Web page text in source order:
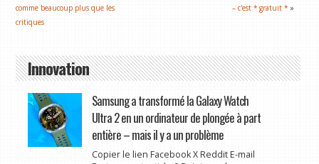
comme beaucoup plus que les
critiques
– c'est * gratuit * »
Innovation
Samsung a transformé la Galaxy Watch
Ultra 2 en un ordinateur de plongée à part
entière – mais il y a un problème
Copier le lien Facebook X Reddit E-mail